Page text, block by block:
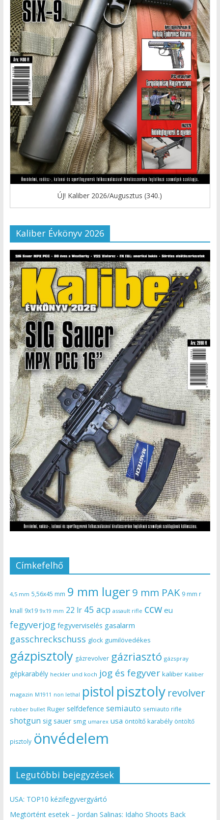
ÚJ! Kaliber 2026/Augusztus (340.)
Kaliber Évkönyv 2026
Címkefelhő
4,5 mm 5,56x45 mm 9 mm luger9 mm PAK 9 mm r
knall 9x19 9x19 mm 22 lr 45 acp assault rifle ccw eu
fegyverjog fegyverviselés gasalarm
gasschreckschuss glock gumilövedékes
gázpisztoly gázrevolver gázriasztó gázspray
gépkarabély heckler und koch jog és fegyver kaliber Kaliber
magazin M1911 non lethal pistol pisztoly revolver
rubber bullet Ruger selfdefence semiauto semiauto rifle
shotgun sig sauer smg umarex usa öntöltő karabély öntöltő
pisztoly önvédelem
Legutóbbi bejegyzések
USA: TOP10 kézifegyvergyártó
Megtörtént esetek – Jordan Salinas: Idaho Shoots Back